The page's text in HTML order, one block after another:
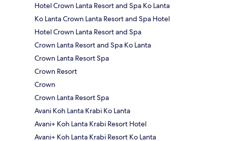
Hotel Crown Lanta Resort and Spa Ko Lanta
Ko Lanta Crown Lanta Resort and Spa Hotel
Hotel Crown Lanta Resort and Spa
Crown Lanta Resort and Spa Ko Lanta
Crown Lanta Resort Spa
Crown Resort
Crown
Crown Lanta Resort Spa
Avani Koh Lanta Krabi Ko Lanta
Avani+ Koh Lanta Krabi Resort Hotel
Avani+ Koh Lanta Krabi Resort Ko Lanta